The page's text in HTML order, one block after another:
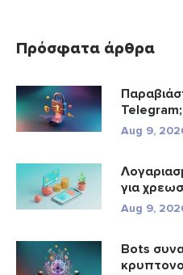
Πρόσφατα άρθρα
Aug 9,
για
Aug 9,
Bots